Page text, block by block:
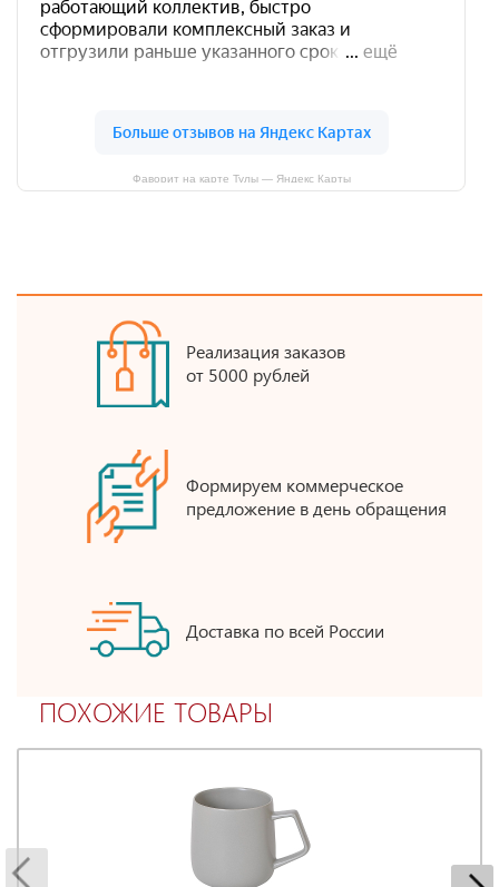
Фаворит на карте Тулы — Яндекс Карты
Реализация заказов
от 5000 рублей
Формируем коммерческое
предложение в день обращения
Доставка по всей России
ПОХОЖИЕ ТОВАРЫ